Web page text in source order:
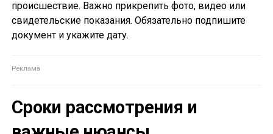
происшествие. Важно прикрепить фото, видео или
свидетельские показания. Обязательно подпишите
документ и укажите дату.
Сроки рассмотрения и